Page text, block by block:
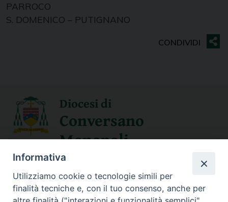
PARROCO
S. DOMENICO – PUTIGNANO
Diocesi di
Conversano
Monopoli
SEGUICI SU
Informativa
Utilizziamo cookie o tecnologie simili per
finalità tecniche e, con il tuo consenso, anche per